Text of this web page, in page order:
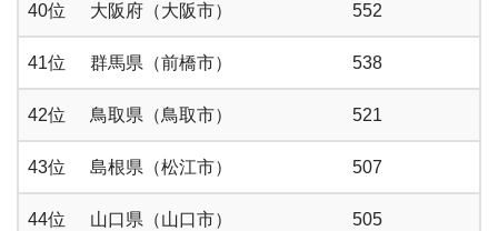
40位 大阪府（大阪市） 552
41位 群馬県（前橋市） 538
42位 鳥取県（鳥取市） 521
43位 島根県（松江市） 507
44位 山口県（山口市） 505